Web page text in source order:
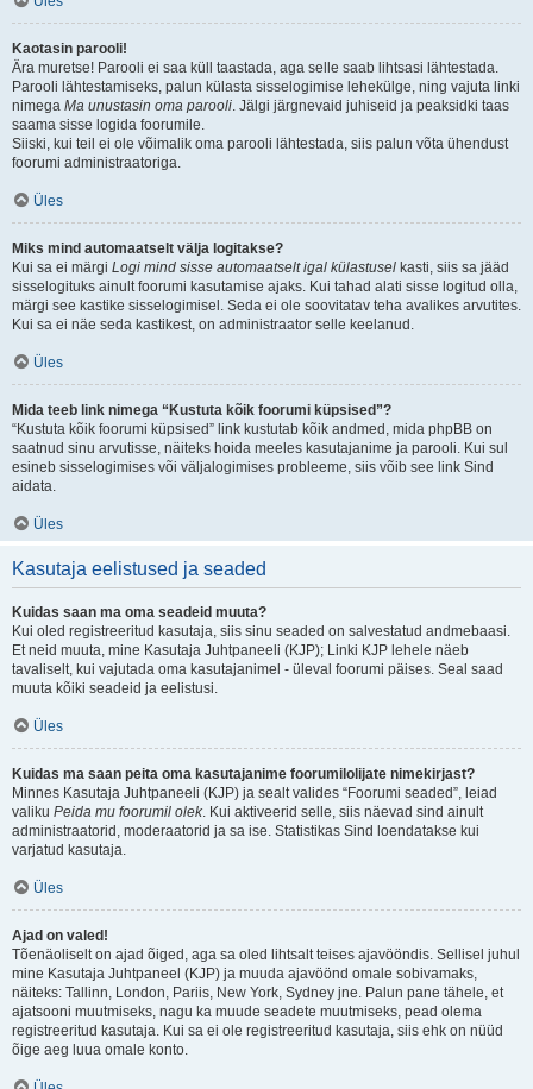
Kaotasin parooli!
Ära muretse! Parooli ei saa küll taastada, aga selle saab lihtsasi lähtestada.
Parooli lähtestamiseks, palun külasta sisselogimise lehekülge, ning vajuta linki
nimega Ma unustasin oma parooli. Jälgi järgnevaid juhiseid ja peaksidki taas
saama sisse logida foorumile.
Siiski, kui teil ei ole võimalik oma parooli lähtestada, siis palun võta ühendust
foorumi administraatoriga.
Üles
Miks mind automaatselt välja logitakse?
Kui sa ei märgi Logi mind sisse automaatselt igal külastusel kasti, siis sa jääd
sisselogituks ainult foorumi kasutamise ajaks. Kui tahad alati sisse logitud olla,
märgi see kastike sisselogimisel. Seda ei ole soovitatav teha avalikes arvutites.
Kui sa ei näe seda kastikest, on administraator selle keelanud.
Üles
Mida teeb link nimega “Kustuta kõik foorumi küpsised”?
“Kustuta kõik foorumi küpsised” link kustutab kõik andmed, mida phpBB on
saatnud sinu arvutisse, näiteks hoida meeles kasutajanime ja parooli. Kui sul
esineb sisselogimises või väljalogimises probleeme, siis võib see link Sind
aidata.
Üles
Kasutaja eelistused ja seaded
Kuidas saan ma oma seadeid muuta?
Kui oled registreeritud kasutaja, siis sinu seaded on salvestatud andmebaasi.
Et neid muuta, mine Kasutaja Juhtpaneeli (KJP); Linki KJP lehele näeb
tavaliselt, kui vajutada oma kasutajanimel - üleval foorumi päises. Seal saad
muuta kõiki seadeid ja eelistusi.
Üles
Kuidas ma saan peita oma kasutajanime foorumilolijate nimekirjast?
Minnes Kasutaja Juhtpaneeli (KJP) ja sealt valides “Foorumi seaded”, leiad
valiku Peida mu foorumil olek. Kui aktiveerid selle, siis näevad sind ainult
administraatorid, moderaatorid ja sa ise. Statistikas Sind loendatakse kui
varjatud kasutaja.
Üles
Ajad on valed!
Tõenäoliselt on ajad õiged, aga sa oled lihtsalt teises ajavööndis. Sellisel juhul
mine Kasutaja Juhtpaneel (KJP) ja muuda ajavöönd omale sobivamaks,
näiteks: Tallinn, London, Pariis, New York, Sydney jne. Palun pane tähele, et
ajatsooni muutmiseks, nagu ka muude seadete muutmiseks, pead olema
registreeritud kasutaja. Kui sa ei ole registreeritud kasutaja, siis ehk on nüüd
õige aeg luua omale konto.